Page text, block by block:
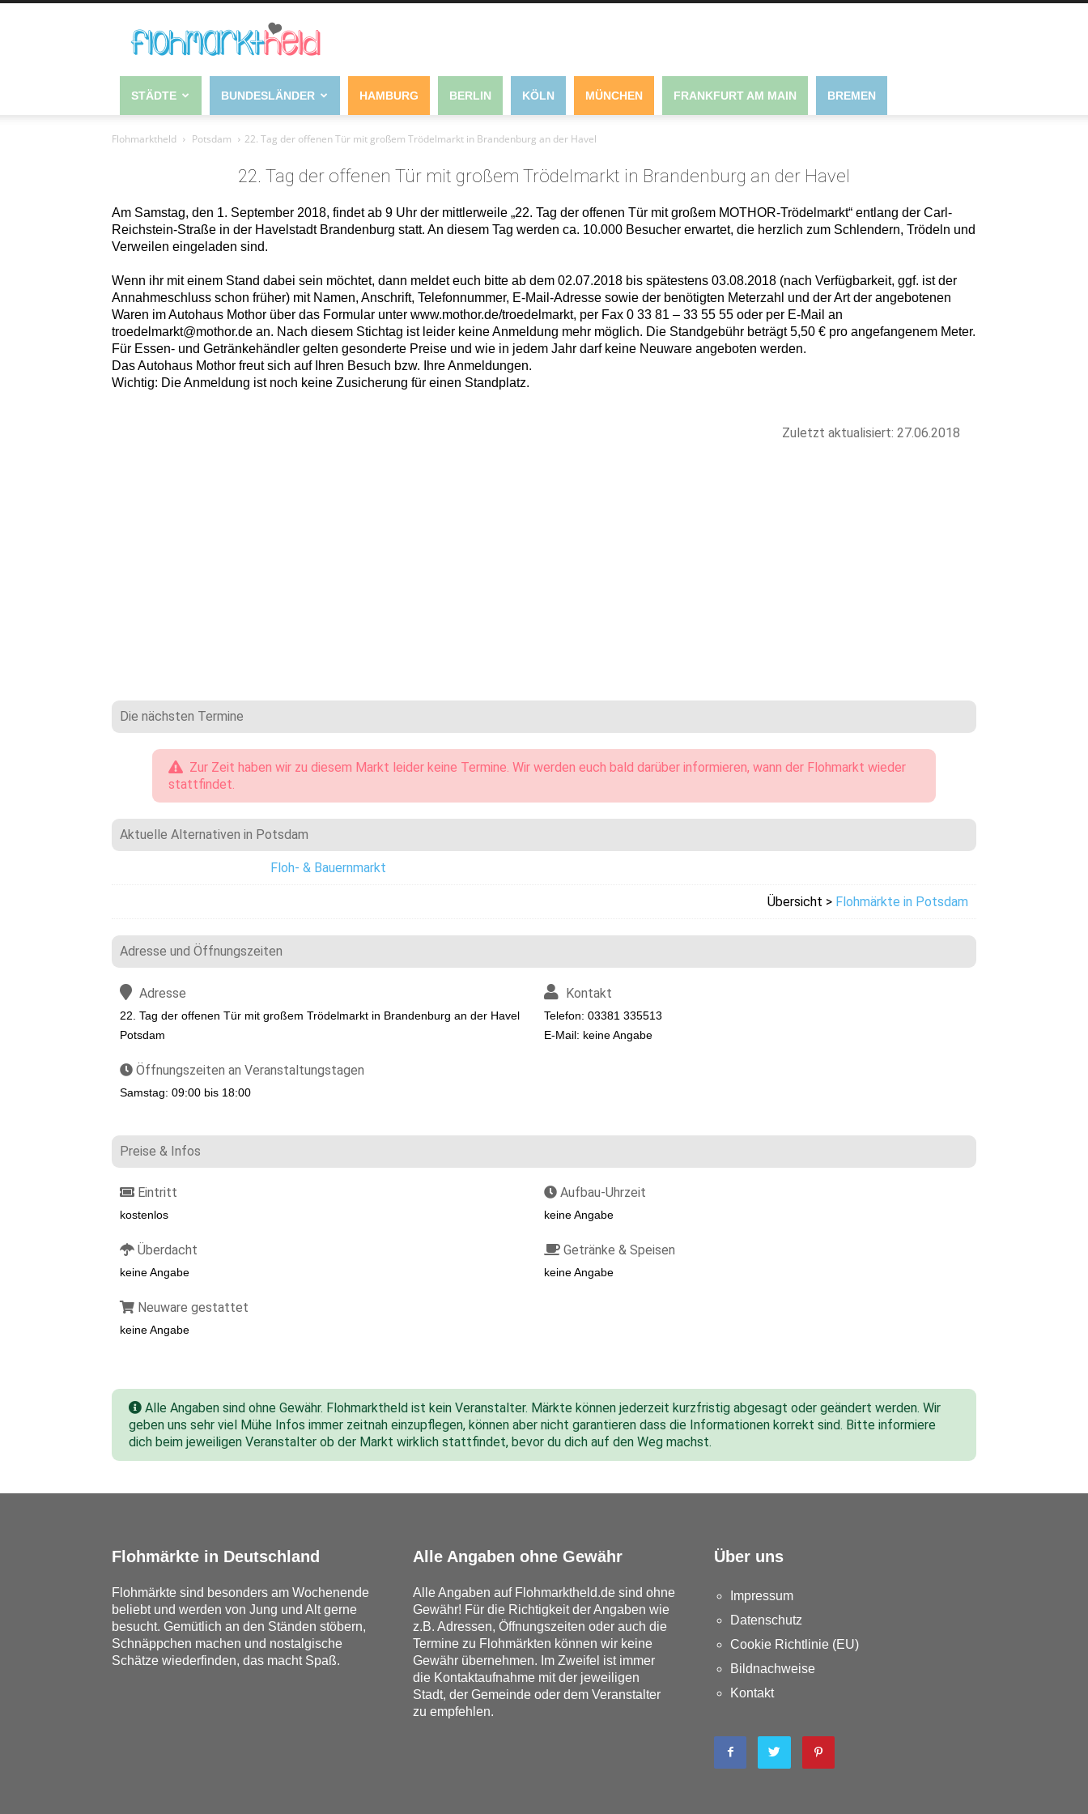
STÄDTE BUNDESLÄNDER HAMBURG BERLIN KÖLN MÜNCHEN FRANKFURT AM MAIN BREMEN
Flohmarktheld Potsdam 22. Tag der offenen Tür mit großem Trödelmarkt in Brandenburg an der Havel
22. Tag der offenen Tür mit großem Trödelmarkt in Brandenburg an der Havel
Am Samstag, den 1. September 2018, findet ab 9 Uhr der mittlerweile „22. Tag der offenen Tür mit großem MOTHOR-Trödelmarkt“ entlang der Carl-
Reichstein-Straße in der Havelstadt Brandenburg statt. An diesem Tag werden ca. 10.000 Besucher erwartet, die herzlich zum Schlendern, Trödeln und
Verweilen eingeladen sind.
Wenn ihr mit einem Stand dabei sein möchtet, dann meldet euch bitte ab dem 02.07.2018 bis spätestens 03.08.2018 (nach Verfügbarkeit, ggf. ist der
Annahmeschluss schon früher) mit Namen, Anschrift, Telefonnummer, E-Mail-Adresse sowie der benötigten Meterzahl und der Art der angebotenen
Waren im Autohaus Mothor über das Formular unter www.mothor.de/troedelmarkt, per Fax 0 33 81 – 33 55 55 oder per E-Mail an
troedelmarkt@mothor.de an. Nach diesem Stichtag ist leider keine Anmeldung mehr möglich. Die Standgebühr beträgt 5,50 € pro angefangenem Meter.
Für Essen- und Getränkehändler gelten gesonderte Preise und wie in jedem Jahr darf keine Neuware angeboten werden.
Das Autohaus Mothor freut sich auf Ihren Besuch bzw. Ihre Anmeldungen.
Wichtig: Die Anmeldung ist noch keine Zusicherung für einen Standplatz.
Zuletzt aktualisiert: 27.06.2018
Die nächsten Termine
Zur Zeit haben wir zu diesem Markt leider keine Termine. Wir werden euch bald darüber informieren, wann der Flohmarkt wieder
stattfindet.
Aktuelle Alternativen in Potsdam
Floh- & Bauernmarkt
Übersicht > Flohmärkte in Potsdam
Adresse und Öffnungszeiten
Adresse
22. Tag der offenen Tür mit großem Trödelmarkt in Brandenburg an der Havel
Potsdam
Kontakt
Telefon: 03381 335513
E-Mail: keine Angabe
Öffnungszeiten an Veranstaltungstagen
Samstag: 09:00 bis 18:00
Preise & Infos
Eintritt
kostenlos
Aufbau-Uhrzeit
keine Angabe
Überdacht
keine Angabe
Getränke & Speisen
keine Angabe
Neuware gestattet
keine Angabe
Alle Angaben sind ohne Gewähr. Flohmarktheld ist kein Veranstalter. Märkte können jederzeit kurzfristig abgesagt oder geändert werden. Wir
geben uns sehr viel Mühe Infos immer zeitnah einzupflegen, können aber nicht garantieren dass die Informationen korrekt sind. Bitte informiere
dich beim jeweiligen Veranstalter ob der Markt wirklich stattfindet, bevor du dich auf den Weg machst.
Flohmärkte in Deutschland
Flohmärkte sind besonders am Wochenende
beliebt und werden von Jung und Alt gerne
besucht. Gemütlich an den Ständen stöbern,
Schnäppchen machen und nostalgische
Schätze wiederfinden, das macht Spaß.
Alle Angaben ohne Gewähr
Alle Angaben auf Flohmarktheld.de sind ohne
Gewähr! Für die Richtigkeit der Angaben wie
z.B. Adressen, Öffnungszeiten oder auch die
Termine zu Flohmärkten können wir keine
Gewähr übernehmen. Im Zweifel ist immer
die Kontaktaufnahme mit der jeweiligen
Stadt, der Gemeinde oder dem Veranstalter
zu empfehlen.
Über uns
Impressum
Datenschutz
Cookie Richtlinie (EU)
Bildnachweise
Kontakt